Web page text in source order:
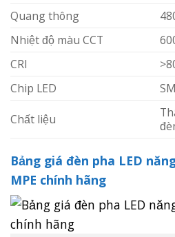
Quang thông
Nhiệt độ màu CCT
CRI
Chip LED
Chất liệu
Bảng giá đèn pha LED
MPE chính hãng